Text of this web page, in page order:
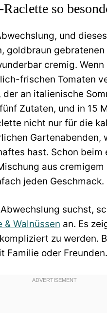
so
und
goldbraun
cremig.
frischen Tomaten
an italienische
Zutaten, und in 15
nicht nur für die
Gartenabenden,
hast. Schon beim
aus
jeden Geschmack.
suchst,
& Walnüssen an. Es
zu werden.
Familie oder Freunden.